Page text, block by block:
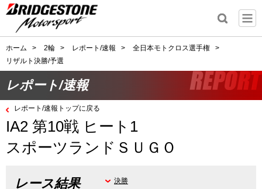
ホーム > 2輪 > レポート/速報 > 全日本モトクロス選手権
>
リザルト決勝/予選
レポート/速報
レポート/速報トップに戻る
IA2 第10戦 ヒート1
スポーツランドＳＵＧＯ
レース結果 決勝